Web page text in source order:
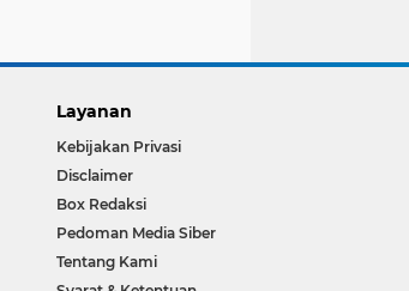
Layanan
Kebijakan Privasi
Disclaimer
Box Redaksi
Pedoman Media Siber
Tentang Kami